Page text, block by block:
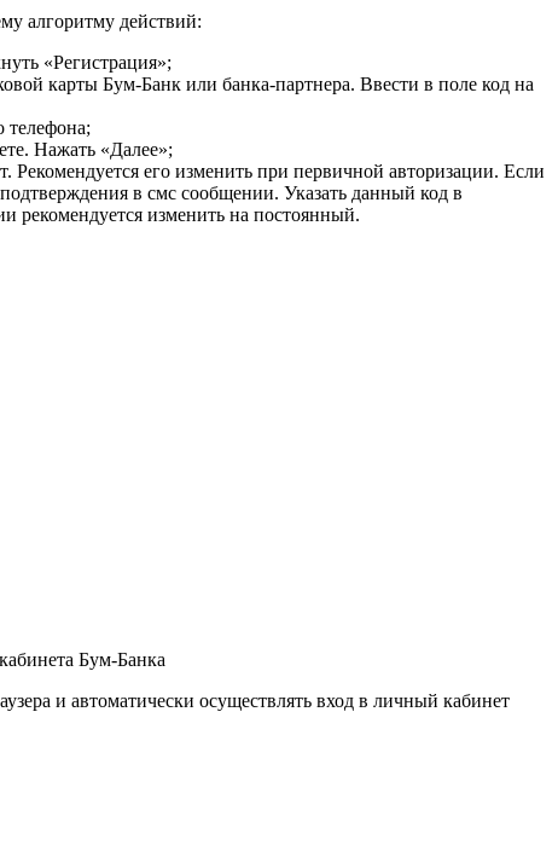
алгоритму действий:
«Регистрация»;
карты Бум-Банк или банка-партнера. Ввести в поле код на
телефона;
Нажать «Далее»;
Рекомендуется его изменить при первичной авторизации. Если
в смс сообщении. Указать данный код в
рекомендуется изменить на постоянный.
Бум-Банка
и автоматически осуществлять вход в личный кабинет